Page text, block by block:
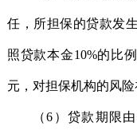
任，所担保的贷款发
照贷款本金10%的比
元，对担保机构的风险
（6）贷款期限